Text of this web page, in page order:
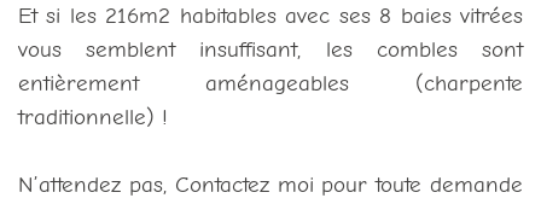
Et si les 216m2 habitables avec ses 8 baies vitrées
vous semblent insuffisant, les combles sont
entièrement aménageables (charpente
traditionnelle) !
N’attendez pas, Contactez moi pour toute demande